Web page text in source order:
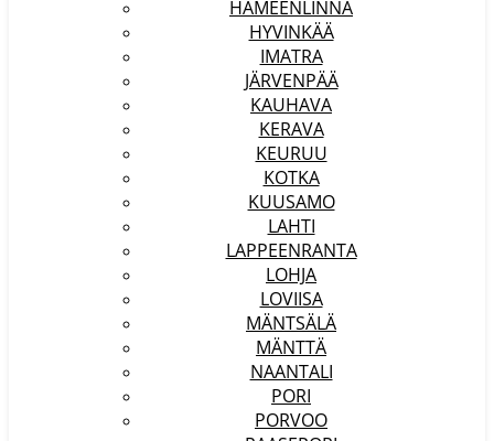
HÄMEENLINNA
HYVINKÄÄ
IMATRA
JÄRVENPÄÄ
KAUHAVA
KERAVA
KEURUU
KOTKA
KUUSAMO
LAHTI
LAPPEENRANTA
LOHJA
LOVIISA
MÄNTSÄLÄ
MÄNTTÄ
NAANTALI
PORI
PORVOO